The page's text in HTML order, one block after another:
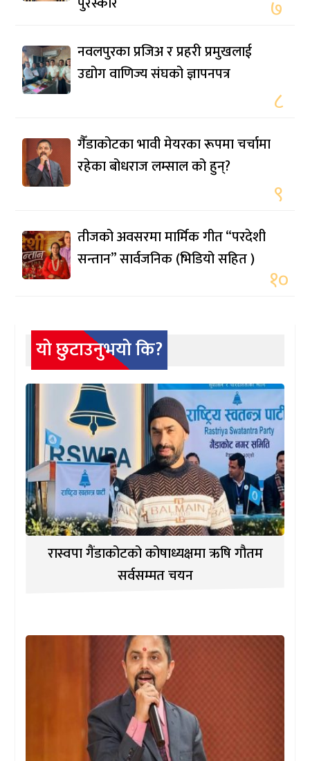
७
नवलपुरका प्रजिअ र प्रहरी प्रमुखलाई
उद्योग वाणिज्य संघको ज्ञापनपत्र
८
गैँडाकोटका भावी मेयरका रूपमा चर्चामा
रहेका बोधराज लम्साल को हुन्?
९
तीजको अवसरमा मार्मिक गीत “परदेशी
सन्तान” सार्वजनिक (भिडियो सहित )
१०
यो छुटाउनुभयो कि?
रास्वपा गैंडाकोटको कोषाध्यक्षमा ऋषि गौतम
सर्वसम्मत चयन